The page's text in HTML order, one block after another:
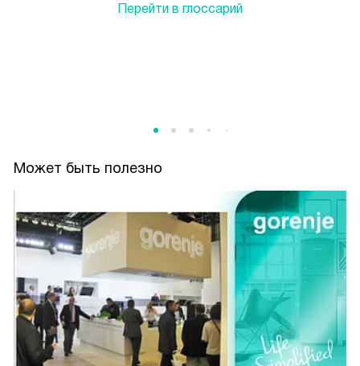
Перейти в глоссарий
Может быть полезно